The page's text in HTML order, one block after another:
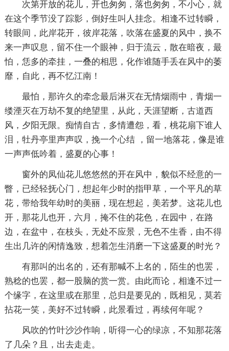
次第开放的花儿，开也匆匆，落也匆匆，不小心，就
在这个季节没了踪影，倒好生叫人挂念。相逢不过转瞬，
转眼间，此岸花开，彼岸花落，吹落在盛夏的风中，换不
来一声叹息，留不住一个眼神，归于流云，散在暗夜，最
怕，恁多的牵挂，一叠的相思，化作谁随手丢在风中的萎
靡，自此，再不忆江南！
最怕，那许久的牵念最后淋灭在无情烟雨中，青烟一
缕湮灭在万劫不复的绝望里，从此，天涯望断，古道西
风，夕阳无限。痴情自古，多情遭怨，看，桃花扇下谁人
泪，牡丹亭里声声叹，挽一个心结 ，留一地落花，像是谁
一声声低吟着，盛夏的心事！
窗外的凤仙花儿悠悠然的开在风中，貌似不经意的一
瞥，已经轻抚心门，想起年少时的指甲草，一个平凡的草
花，带给我年幼时的美丽，现在想起，美若梦。这花儿也
开，那花儿也开，六月，掩不住的花色，在园中，在路
边，在盆中，在枝头，无处不应景，无色不生香，由不得
生出几许的闲情逸致，想着怎生消磨一下这盛夏的时光？
有那叫的出名的，还有那喊不上名的，陌生的也罢，
熟稔的也罢，都一股脑的赏一赏。由此而论，相逢不过一
个缘字，在这里或在那里，总归是要见的，既相见，莫若
拈花一笑，美好不过转瞬，此景看过，再续何年呢？
风吹的竹叶沙沙作响，听得一心的绿凉，不知那花落
了几朵？且，出去走走。